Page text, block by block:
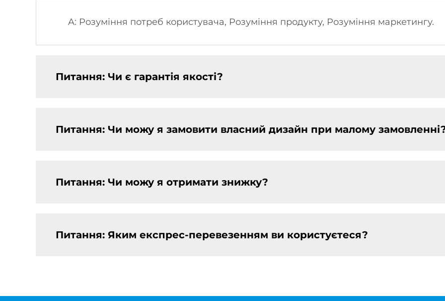
A: Розуміння потреб користувача, Розуміння продукту, Розуміння маркетингу.
Питання: Чи є гарантія якості?
Питання: Чи можу я замовити власний дизайн при малому
Питання: Чи можу я отримати знижку?
Питання: Яким експрес-перевезенням ви користуєтеся?